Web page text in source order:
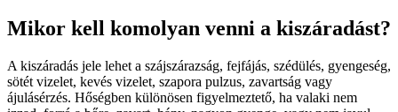
Mikor kell komolyan venni a kiszáradást?
A kiszáradás jele lehet a szájszárazság, fejfájás, szédülés, gyengeség,
sötét vizelet, kevés vizelet, szapora pulzus, zavartság vagy
ájulásérzés. Hőségben különösen figyelmeztető, ha valaki nem